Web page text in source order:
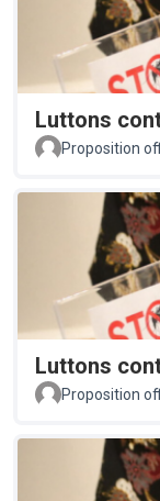
Luttons
Proposition
Luttons
Proposition